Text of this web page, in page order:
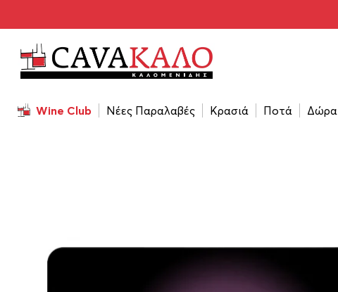
Wine Club Νέες Παραλαβές Κρασιά Ποτά Δώρα